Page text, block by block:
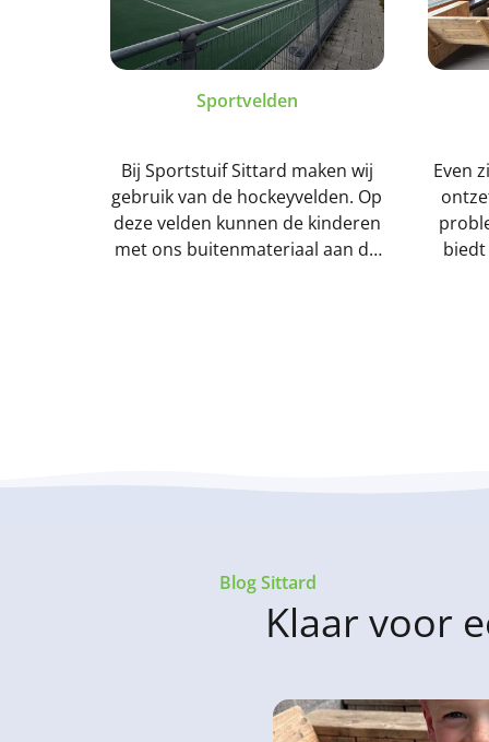
Sportvelden
Bij Sportstuif Sittard maken wij
gebruik van de hockeyvelden. Op
deze velden kunnen de kinderen
met ons buitenmateriaal aan de
Even
Blog Sittard
Klaar voor